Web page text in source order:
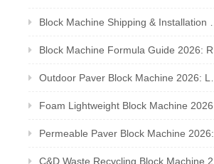
Block Machine Shipping & Installation Guide 2026: Overseas Plant Setup Checklist
Block Machine Formula Guide 2026: Recycled Waste Mix Ratio for Qualified Bricks
Outdoor Paver Block Machine 2026: Landscape & Municipal Project Solutions
Foam Lightweight Block Machine 2026: Insulated Bricks for Cold Climate Construction
Permeable Paver Block Machine 2026: Sponge City Business & Complete Production Line
C&D Waste Recycling Block Machine 2026: Turn Construction Rubbish Into Stable Profit